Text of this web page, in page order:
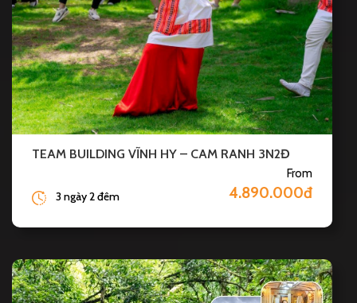
TEAM BUILDING VĨNH HY – CAM RANH 3N2Đ
From
4.890.000đ
3 ngày 2 đêm